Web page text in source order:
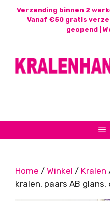
Verzending binnen 2
Vanaf €50 gratis
geopend |
Home / Winkel / Kralen
kralen, paars AB glans,